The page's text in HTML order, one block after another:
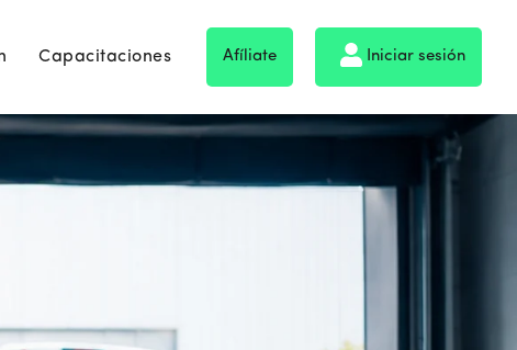
Capacitaciones Afíliate Iniciar sesión